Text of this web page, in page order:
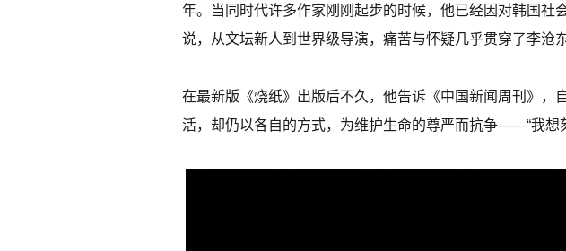
年。当同时代许多作家刚刚起步的时候，他已经因对韩国社
说，从文坛新人到世界级导演，痛苦与怀疑几乎贯穿了李沧
在最新版《烧纸》出版后不久，他告诉《中国新闻周刊》
活，却仍以各自的方式，为维护生命的尊严而抗争——“我想